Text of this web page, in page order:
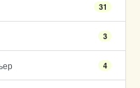
31
3
4